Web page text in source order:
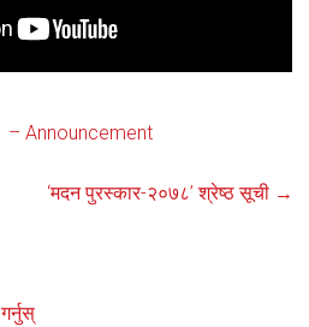
– Announcement
‘मदन पुरस्कार-२०७८’ श्रेष्ठ सूची →